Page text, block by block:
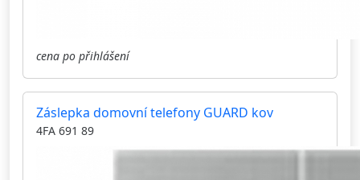
cena po přihlášení
Záslepka domovní telefony GUARD kov
4FA 691 89